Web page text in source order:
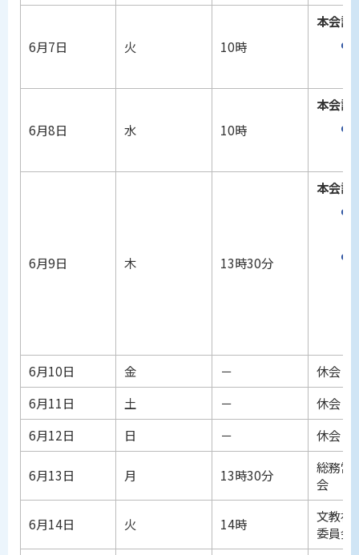
6月7日 火 10時
本会議
6月8日 水 10時
本会議
6月9日 木 13時30分
本会議
6月10日 金 －
休会
6月11日
土 －
休会
6月12日
日 － 休会
6月13日 月 13時30分
総務常
会
6月14日 火 14時
文教福
委員会